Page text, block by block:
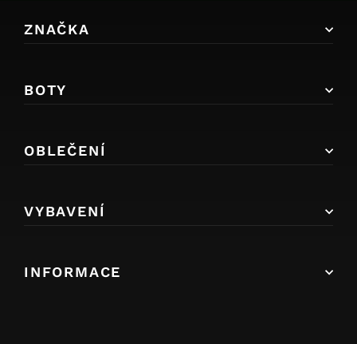
ZNAČKA
BOTY
OBLEČENÍ
VYBAVENÍ
INFORMACE